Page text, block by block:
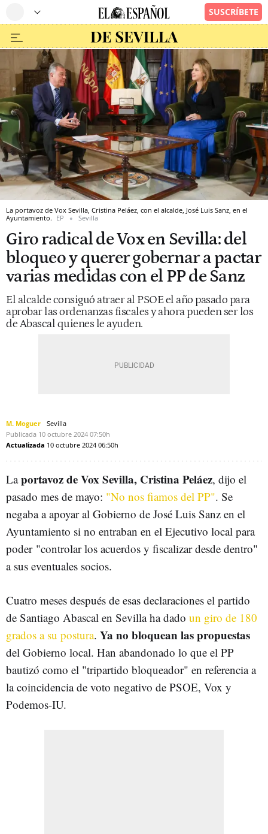
La portavoz de Vox Sevilla, Cristina Peláez, con el alcalde, José Luis Sanz, en el
Ayuntamiento. EP Sevilla
Giro radical de Vox en Sevilla: del
bloqueo y querer gobernar a pactar
varias medidas con el PP de Sanz
El alcalde consiguó atraer al PSOE el año pasado para
aprobar las ordenanzas fiscales y ahora pueden ser los
de Abascal quienes le ayuden.
M. Moguer
Sevilla
Publicada 10 octubre 2024 07:50h
Actualizada 10 octubre 2024 06:50h
Laportavoz de Vox Sevilla, Cristina Peláez, dijo el
pasado mes de mayo: "No nos fiamos del PP". Se
negaba a apoyar al Gobierno de José Luis Sanz en el
Ayuntamiento si no entraban en el Ejecutivo local para
poder "controlar los acuerdos y fiscalizar desde dentro"
a sus eventuales socios.
Cuatro meses después de esas declaraciones el partido
de Santiago Abascal en Sevilla ha dado un giro de 180
grados a su postura. Ya no bloquean las propuestas
del Gobierno local. Han abandonado lo que el PP
bautizó como el "tripartido bloqueador" en referencia a
la coincidencia de voto negativo de PSOE, Vox y
Podemos-IU.